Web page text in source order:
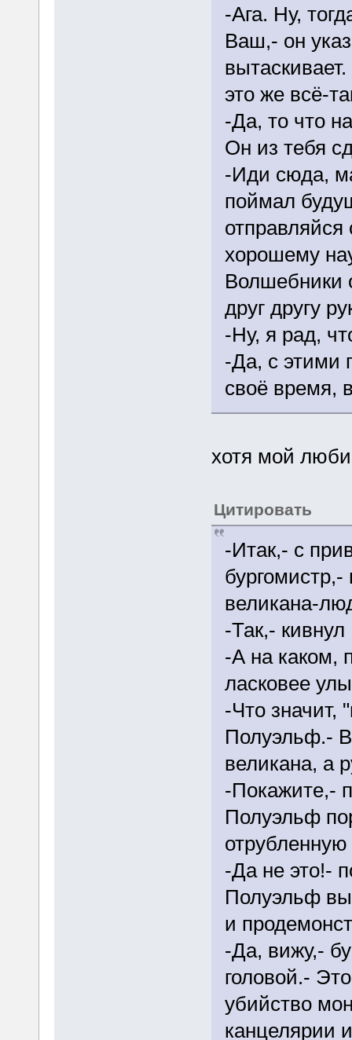
-Ага. Ну,
Ваш,- он
это же всё-
-Да, то что
Он из тебя
-Иди сюда,
поймал
хорошему
Волшебники
друг другу
-Ну, я рад,
-Да, с этими
своё время,
хотя мой
Цитировать
-Итак,- с
великана-
-Так,-
-А на каком,
ласковее
-Что значит,
Полуэльф.-
великана, а
-Покажите,-
Полуэльф
отрубленную
-Да не это!-
Полуэльф
и
-Да, вижу,-
головой.-
убийство
канцелярии